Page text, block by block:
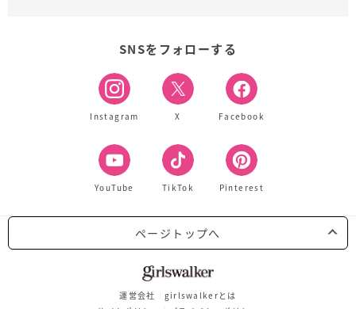
SNSをフォローする
Instagram X Facebook
YouTube TikTok Pinterest
ページトップへ
運営会社
girlswalkerとは